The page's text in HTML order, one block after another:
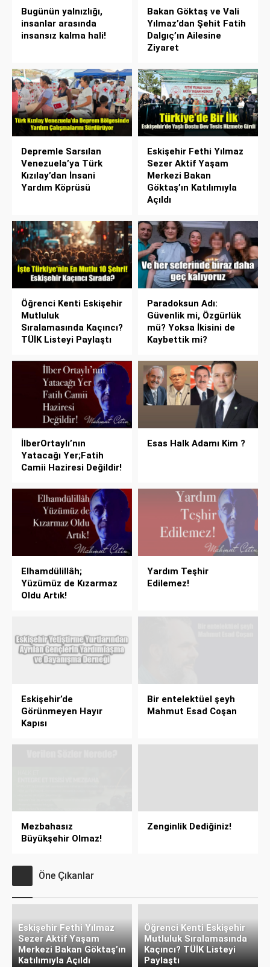
Bugünün yalnızlığı,
insanlar arasında
insansız kalma hali!
Bakan Göktaş ve Vali
Yılmaz’dan Şehit Fatih
Dalgıç’ın Ailesine
Ziyaret
Depremle Sarsılan
Venezuela’ya Türk
Kızılay’dan İnsani
Yardım Köprüsü
Eskişehir Fethi Yılmaz
Sezer Aktif Yaşam
Merkezi Bakan
Göktaş’ın Katılımıyla
Açıldı
Öğrenci Kenti Eskişehir
Mutluluk
Sıralamasında Kaçıncı?
TÜİK Listeyi Paylaştı
Paradoksun Adı:
Güvenlik mi, Özgürlük
mü? Yoksa İkisini de
Kaybettik mi?
İlberOrtaylı’nın
Yatacağı Yer;Fatih
Camii Haziresi Değildir!
Esas Halk Adamı Kim ?
Elhamdülillâh;
Yüzümüz de Kızarmaz
Oldu Artık!
Yardım Teşhir
Edilemez!
Eskişehir’de
Görünmeyen Hayır
Kapısı
Bir entelektüel şeyh
Mahmut Esad Coşan
Mezbahasız
Büyükşehir Olmaz!
Zenginlik Dediğiniz!
Öne Çıkanlar
Eskişehir Fethi Yılmaz
Sezer Aktif Yaşam
Merkezi Bakan Göktaş’ın
Katılımıyla Açıldı
Öğrenci Kenti Eskişehir
Mutluluk Sıralamasında
Kaçıncı? TÜİK Listeyi
Paylaştı